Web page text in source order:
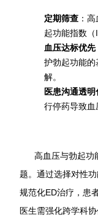
定期筛查 ：
起功能指数（
血压达标优先
护勃起功能
解。
医患沟通透明
行停药导致血
高血压与勃起功
题。通过选择对性
规范化ED治疗，患
医生需强化跨学科